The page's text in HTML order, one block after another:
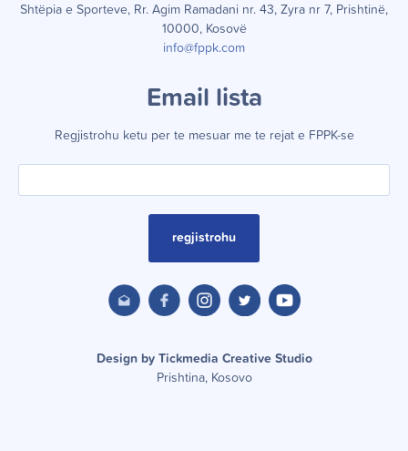
Shtëpia e Sporteve, Rr. Agim Ramadani nr. 43, Zyra nr 7, Prishtinë,
10000, Kosovë
info@fppk.com
Email lista
Regjistrohu ketu per te mesuar me te rejat e FPPK-se
regjistrohu
Design by Tickmedia Creative Studio
Prishtina, Kosovo